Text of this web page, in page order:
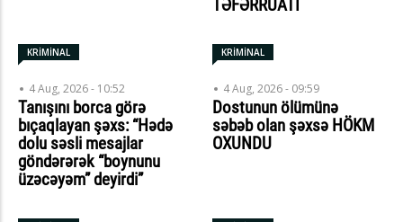
TƏFƏRRÜATI
KRİMİNAL
4 Aug, 2026 - 10:52
Tanışını borca görə
bıçaqlayan şəxs: “Hədə
dolu səsli mesajlar
göndərərək “boynunu
üzəcəyəm” deyirdi”
KRİMİNAL
4 Aug, 2026 - 09:59
Dostunun ölümünə
səbəb olan şəxsə HÖKM
OXUNDU